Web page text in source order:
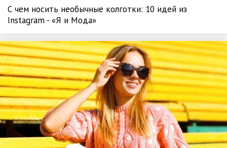
С чем носить необычные колготки: 10 идей из
Instagram - «Я и Мода»